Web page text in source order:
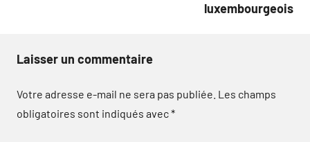
luxembourgeois
Laisser un commentaire
Votre adresse e-mail ne sera pas publiée. Les champs
obligatoires sont indiqués avec*